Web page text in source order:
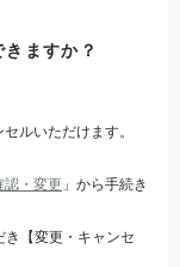
ますか？
ルいただけます。
認・変更 」から手続き
き【変更・キャンセ